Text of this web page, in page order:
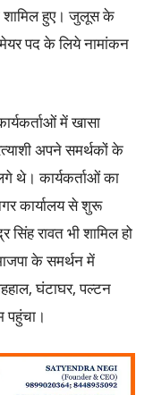
शामिल हुए। जुलूस के
मेयर पद के लिये नामांकन
में खासा
अपने समर्थकों के
थे। कार्यकर्ताओं का
कार्यालय से शुरू
रावत भी शामिल हो
के समर्थन में
घंटाघर, पल्टन
पहुंचा।